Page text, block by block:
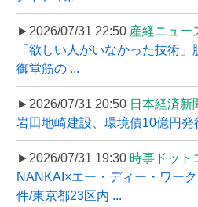
►2026/07/31 22:50 産経ニュー
「欲しい人がいなかった技術
御堂筋の ...
►2026/07/31 20:50 日本経済新
岩田地崎建設、環境債10億円発
►2026/07/31 19:30 時事ドット
NANKAI×エー・ディー・ワー
件/東京都23区内 ...